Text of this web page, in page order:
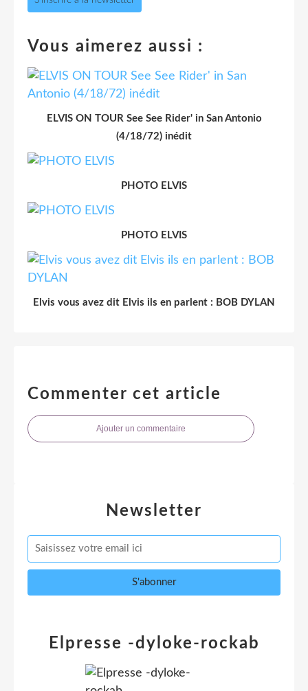
Vous aimerez aussi :
ELVIS ON TOUR See See Rider' in San Antonio
(4/18/72) inédit
PHOTO ELVIS
PHOTO ELVIS
Elvis vous avez dit Elvis ils en parlent : BOB DYLAN
Commenter cet article
Ajouter un commentaire
Newsletter
Elpresse -dyloke-rockab